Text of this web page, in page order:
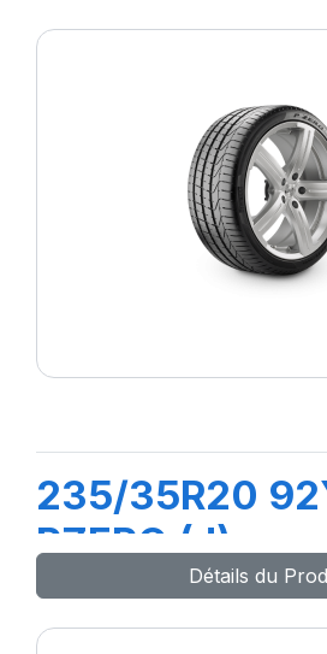
235/35R20
PZERO (J)
Détails du